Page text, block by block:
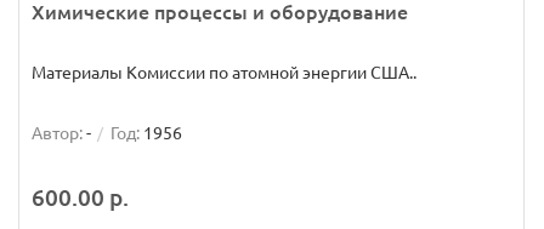
Химические процессы и оборудование
Материалы Комиссии по атомной энергии США..
Автор:- Год: 1956
600.00 р.